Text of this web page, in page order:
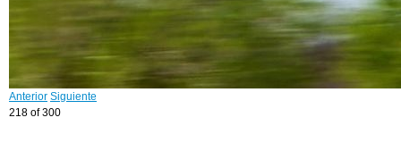
Anterior Siguiente
218 of 300